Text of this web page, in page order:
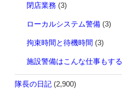
閉店業務 (3)
ローカルシステム警備 (3)
拘束時間と待機時間 (3)
施設警備はこんな仕事もする
隊長の日記 (2,900)